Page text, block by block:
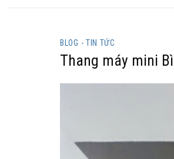
BLOG - TIN TỨC
Thang máy mini